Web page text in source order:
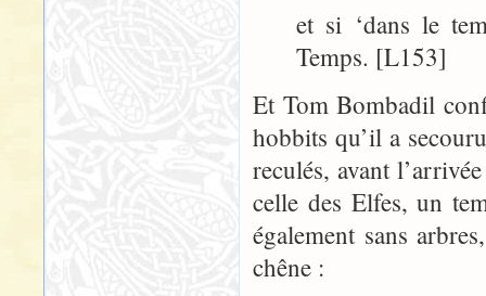
et si ‘dans le
Temps. [L153]
Et Tom Bombadil
hobbits qu’il a
reculés, avant
celle des Elfes, un
également sans
chêne :